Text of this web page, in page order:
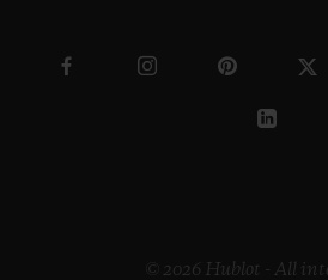
© 2026 Hublot - All